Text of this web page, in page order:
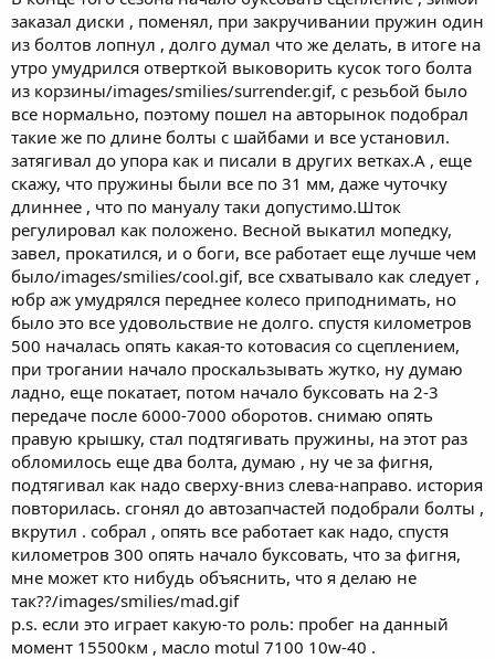
заказал диски , поменял, при закручивании пружин один
из болтов лопнул , долго думал что же делать, в итоге на
утро умудрился отверткой выковорить кусок того болта
из корзины/images/smilies/surrender.gif, с резьбой было
все нормально, поэтому пошел на авторынок подобрал
такие же по длине болты с шайбами и все установил.
затягивал до упора как и писали в других ветках.А , еще
скажу, что пружины были все по 31 мм, даже чуточку
длиннее , что по мануалу таки допустимо.Шток
регулировал как положено. Весной выкатил мопедку,
завел, прокатился, и о боги, все работает еще лучше чем
было/images/smilies/cool.gif, все схватывало как следует ,
юбр аж умудрялся переднее колесо приподнимать, но
было это все удовольствие не долго. спустя километров
500 началась опять какая-то котовасия со сцеплением,
при трогании начало проскальзывать жутко, ну думаю
ладно, еще покатает, потом начало буксовать на 2-3
передаче после 6000-7000 оборотов. снимаю опять
правую крышку, стал подтягивать пружины, на этот раз
обломилось еще два болта, думаю , ну че за фигня,
подтягивал как надо сверху-вниз слева-направо. история
повторилась. сгонял до автозапчастей подобрали болты ,
вкрутил . собрал , опять все работает как надо, спустя
километров 300 опять начало буксовать, что за фигня,
мне может кто нибудь объяснить, что я делаю не
так??/images/smilies/mad.gif
p.s. если это играет какую-то роль: пробег на данный
момент 15500км , масло motul 7100 10w-40 .